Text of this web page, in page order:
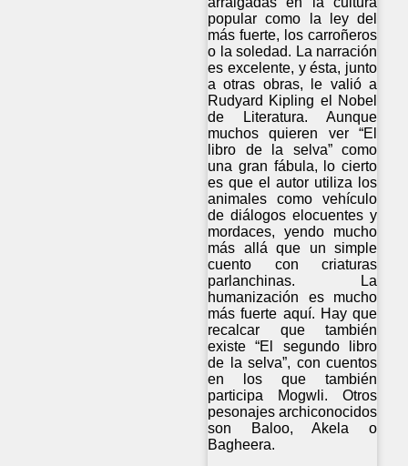
popular como la ley del
más fuerte, los carroñeros
o la soledad. La narración
es excelente, y ésta, junto
a otras obras, le valió a
Rudyard Kipling el Nobel
de Literatura. Aunque
muchos quieren ver “El
libro de la selva” como
una gran fábula, lo cierto
es que el autor utiliza los
animales como vehículo
de diálogos elocuentes y
mordaces, yendo mucho
más allá que un simple
cuento con criaturas
parlanchinas. La
humanización es mucho
más fuerte aquí. Hay que
recalcar que también
existe “El segundo libro
de la selva”, con cuentos
en los que también
participa Mogwli. Otros
pesonajes archiconocidos
son Baloo, Akela o
Bagheera.